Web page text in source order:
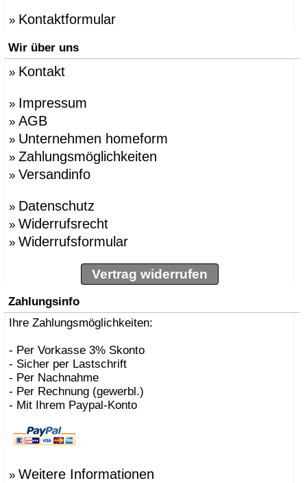
» Kontaktformular
Wir über uns
» Kontakt
» Impressum
» AGB
» Unternehmen homeform
» Zahlungsmöglichkeiten
» Versandinfo
» Datenschutz
» Widerrufsrecht
» Widerrufsformular
Vertrag widerrufen
Zahlungsinfo
Ihre Zahlungsmöglichkeiten:
- Per Vorkasse 3% Skonto
- Sicher per Lastschrift
- Per Nachnahme
- Per Rechnung (gewerbl.)
- Mit Ihrem Paypal-Konto
» Weitere Informationen